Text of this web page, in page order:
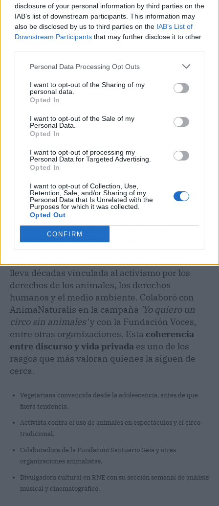
disclosure of your personal information by third parties on the
IAB’s list of downstream participants. This information may
also be disclosed by us to third parties on the IAB’s List of
Downstream Participants that may further disclose it to other
Personal Data Processing Opt Outs
I want to opt-out of the Sharing of my
personal data.
Opted In
I want to opt-out of the Sale of my
Personal Data.
Opted In
I want to opt-out of processing my
Personal Data for Targeted Advertising.
Opted In
I want to opt-out of Collection, Use,
Retention, Sale, and/or Sharing of my
Personal Data that Is Unrelated with the
Purposes for which it was collected.
Opted Out
CONFIRM
Activismo y valores: la otra
identidad de Lluvia Rojo
lleva décadas vinculada al activismo por los
derechos de los animales, los derechos
humanos y el medio ambiente. Colaboró con
AnimaNaturalis en la campaña 'Yo quiero un
circo sin animales'y con la Fundación Voces,
entre otras organizaciones. Esta coherencia
entre discurso y vida privada es uno de los
rasgos que más valoran quienes la siguen de
cerca.
Vegetariana convencida desde la adolescencia, antes de que
fuera tendencia.
Activista contra el uso de animales en espectáculos y el circo
tradicional.
Colaboradora de la Fundación Santuario Gaia y otras
organizaciones animalistas.
Divulgadora cultural en RNE con su sección semanal de análisis
musical y cinematográfico.